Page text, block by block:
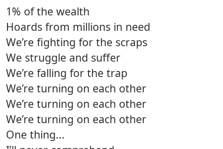
1% of the wealth
Hoards from millions in need
We’re fighting for the scraps
We struggle and suffer
We’re falling for the trap
We’re turning on each other
We’re turning on each other
We’re turning on each other
One thing...